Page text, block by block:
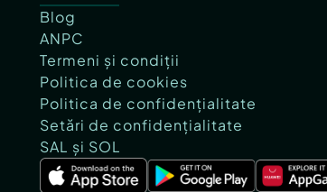
Blog
ANPC
Termeni și condiții
Politica de cookies
Politica de confidențialitate
Setări de confidențialitate
SAL și SOL